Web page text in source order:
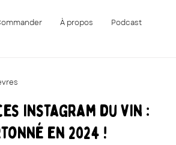
À propos Podcast
Instagram du vin :
en 2024 !